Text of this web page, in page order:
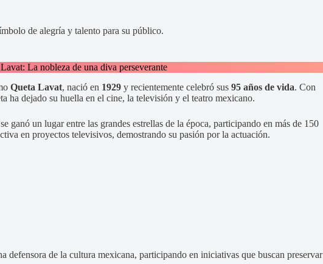
de alegría y talento para su público.
La nobleza de una diva perseverante
Queta Lavat, nació en 1929 y recientemente celebró sus 95 años de vida. Con
ha dejado su huella en el cine, la televisión y el teatro mexicano.
ganó un lugar entre las grandes estrellas de la época, participando en más de 150
en proyectos televisivos, demostrando su pasión por la actuación.
defensora de la cultura mexicana, participando en iniciativas que buscan preservar